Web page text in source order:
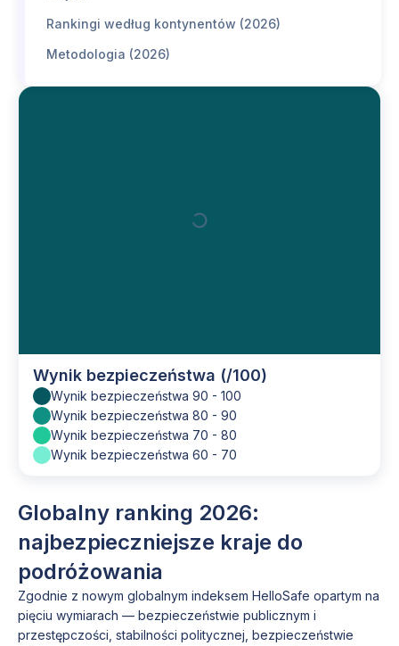
Wynik bezpieczeństwa (/100)
Wynik bezpieczeństwa 90 - 100
Wynik bezpieczeństwa 80 - 90
Wynik bezpieczeństwa 70 - 80
Wynik bezpieczeństwa 60 - 70
Globalny ranking 2026:
najbezpieczniejsze kraje do
podróżowania
Zgodnie z nowym globalnym indeksem HelloSafe opartym na
pięciu wymiarach — bezpieczeństwie publicznym i
przestępczości, stabilności politycznej, bezpieczeństwie
Rankingi według kontynentów (2026)
Metodologia (2026)